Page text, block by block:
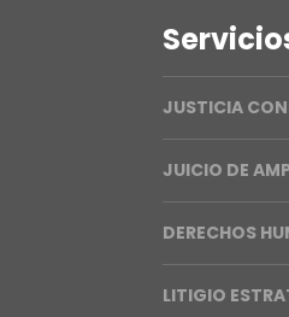
JUSTICIA
JUICIO DE
DERECHOS
LITIGIO